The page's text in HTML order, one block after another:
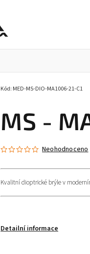
MS -
Kód: MED-MS-DIO-MA1006-21-C1
Neohodnoceno
Kvalitní dioptrické brýle v
Detailní informace